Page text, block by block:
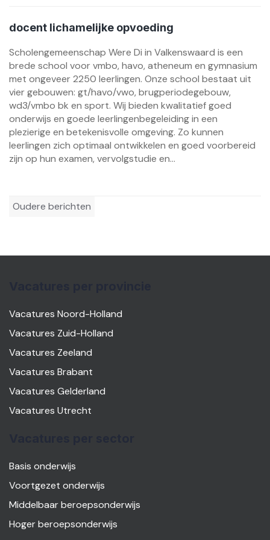
docent lichamelijke opvoeding
Scholengemeenschap Were Di in Valkenswaard is een
brede school voor vmbo, havo, atheneum en gymnasium
met ongeveer 2250 leerlingen. Onze school bestaat uit
vier gebouwen: gt/havo/vwo, brugperiodegebouw,
wd3/vmbo bk en sport. Wij bieden kwalitatief goed
onderwijs en goede leerlingenbegeleiding in een
plezierige en betekenisvolle omgeving. Zo kunnen
leerlingen zich optimaal ontwikkelen en goed voorbereid
zijn op hun examen, vervolgstudie en...
Berichtennavigatie
Oudere berichten
Vacatures Noord-Holland
Vacatures Zuid-Holland
Vacatures Zeeland
Vacatures Brabant
Vacatures Gelderland
Vacatures Utrecht
Basis onderwijs
Voortgezet onderwijs
Middelbaar beroepsonderwijs
Hoger beroepsonderwijs